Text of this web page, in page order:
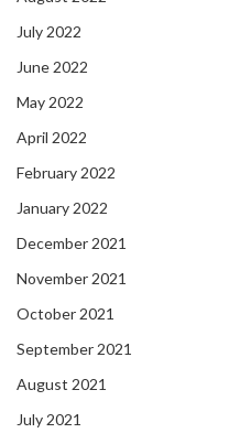
July 2022
June 2022
May 2022
April 2022
February 2022
January 2022
December 2021
November 2021
October 2021
September 2021
August 2021
July 2021